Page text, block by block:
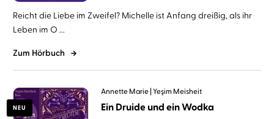
Reicht die Liebe im Zweifel? Michelle ist Anfang dreißig, als ihr
Leben im O ...
Zum Hörbuch
NEU
Annette Marie Yeşim Meisheit
Ein Druide und ein Wodka